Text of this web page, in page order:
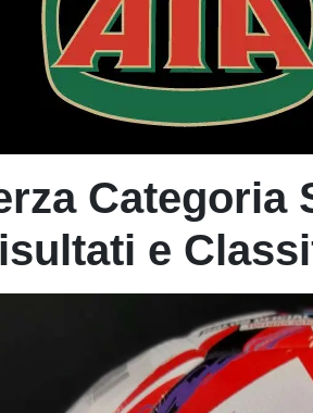
Categoria
e